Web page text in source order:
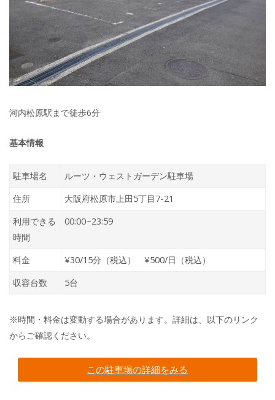
河内松原駅まで徒歩6分
基本情報
駐車場名
ルーツ・ウェストガーデン駐車場
住所
大阪府松原市上田5丁目7-21
利用できる
時間
00:00~23:59
料金
¥30/15分（税込） ¥500/日（税込）
収容台数
5台
※時間・料金は変動する場合があります。詳細は、以下のリンク
からご確認ください。
この駐車場の詳細をみる